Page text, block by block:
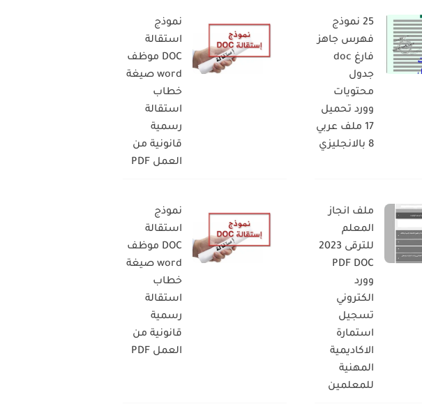
25 نموذج
فهرس جاهز
فارغ doc
جدول
محتويات
وورد تحميل
17 ملف عربي
8 بالانجليزي
نموذج
استقالة
DOC موظف
word صيغة
خطاب
استقالة
رسمية
قانونية من
العمل PDF
ملف انجاز
المعلم
للترقى 2023
PDF DOC
وورد
الكتروني
تسجيل
استمارة
الاكاديمية
المهنية
للمعلمين
نموذج
استقالة
DOC موظف
word صيغة
خطاب
استقالة
رسمية
قانونية من
العمل PDF